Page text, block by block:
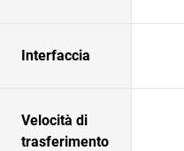
Interfaccia
Velocità di
trasferimento